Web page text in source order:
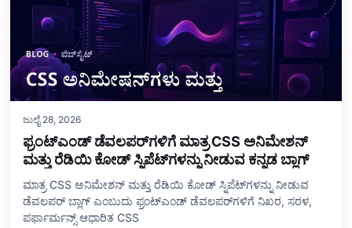
ಜುಲೈ 28, 2026
ಫ್ರಂಟ್‌ಎಂಡ್ ಡೆವಲಪರ್‌ಗಳಿಗೆ ಮಾತ್ರ CSS ಅನಿಮೇಶನ್
ಮತ್ತು ರೆಡಿಯಿ ಕೋಡ್ ಸ್ನಿಪೆಟ್‌ಗಳನ್ನು ನೀಡುವ ಕನ್ನಡ ಬ್ಲಾಗ್
ಮಾತ್ರ CSS ಅನಿಮೇಶನ್ ಮತ್ತು ರೆಡಿಯಿ ಕೋಡ್ ಸ್ನಿಪೆಟ್‌ಗಳನ್ನು ನೀಡುವ
ಡೆವಲಪರ್ ಬ್ಲಾಗ್ ಎಂಬುದು ಫ್ರಂಟ್‌ಎಂಡ್ ಡೆವಲಪರ್‌ಗಳಿಗೆ ನಿಖರ, ಸರಳ,
ಪರ್ಫಾರ್ಮನ್ಸ್‌ ಆಧಾರಿತ CSS